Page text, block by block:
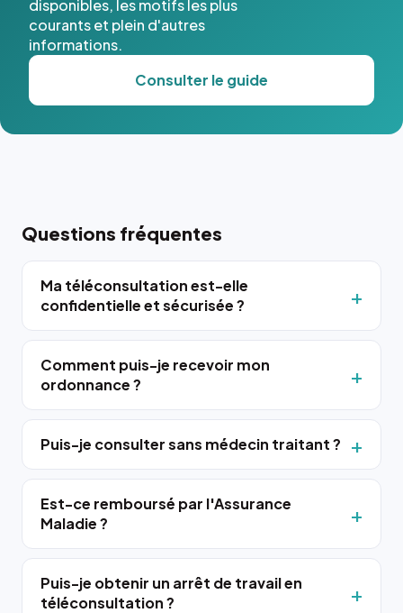
disponibles, les motifs les plus
courants et plein d'autres
informations.
Consulter le guide
Questions fréquentes
Ma téléconsultation est-elle
confidentielle et sécurisée ?
Comment puis-je recevoir mon
ordonnance ?
Puis-je consulter sans médecin traitant ?
Est-ce remboursé par l'Assurance
Maladie ?
Puis-je obtenir un arrêt de travail en
téléconsultation ?